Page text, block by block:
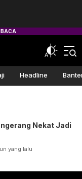
Headline
Nekat Jadi
yang lalu